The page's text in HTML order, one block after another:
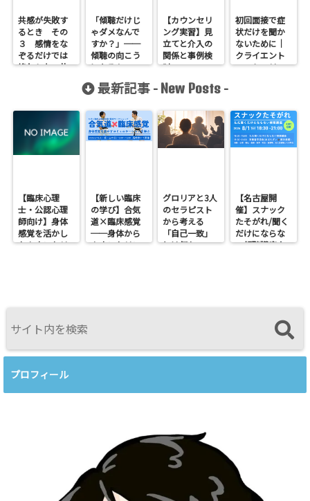
共感が失敗す
るとき その
３ 感情をな
ぞるだけでは
終わらない共
「傾聴だけじ
ゃダメなんで
すか？」──
傾聴の向こう
にあるもの
【カウンセリ
ング実習】見
立てと介入の
関係と事例検
討
初回面接で症
状だけを聞か
ないために｜
クライエント
のストーリー
最新記事 - New Posts -
【臨床心理
士・公認心理
師向け】身体
感覚を活かし
たカウンセリ
【新しい臨床
の学び】合気
道×臨床感覚
──身体から
カウンセリン
グロリアと3人
のセラピスト
から考える
「自己一致」
とは何か──
【名古屋開
催】スナック
たそがれ/聞く
だけにならな
い傾聴講座
プロフィール